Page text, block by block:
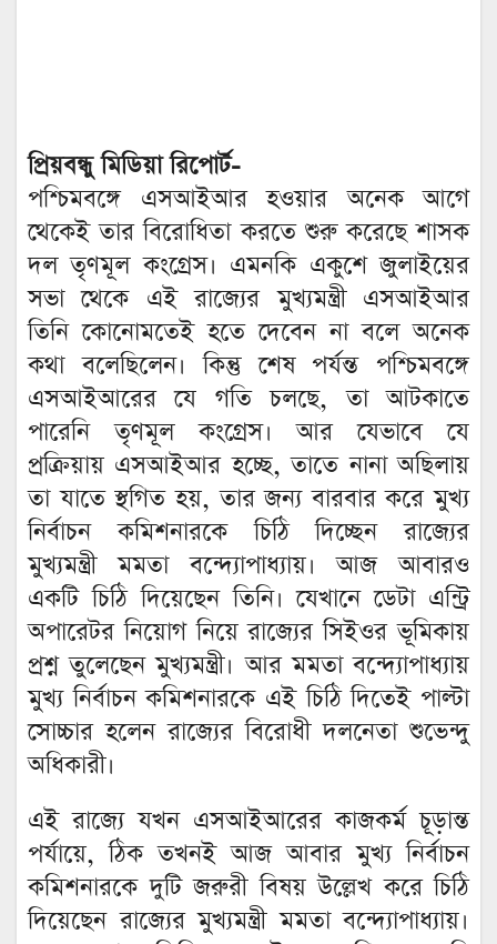
প্রিয়বন্ধু মিডিয়া রিপোর্ট-
পশ্চিমবঙ্গে এসআইআর হওয়ার অনেক আগে
থেকেই তার বিরোধিতা করতে শুরু করেছে শাসক
দল তৃণমূল কংগ্রেস। এমনকি একুশে জুলাইয়ের
সভা থেকে এই রাজ্যের মুখ্যমন্ত্রী এসআইআর
তিনি কোনোমতেই হতে দেবেন না বলে অনেক
কথা বলেছিলেন। কিন্তু শেষ পর্যন্ত পশ্চিমবঙ্গে
এসআইআরের যে গতি চলছে, তা আটকাতে
পারেনি তৃণমূল কংগ্রেস। আর যেভাবে যে
প্রক্রিয়ায় এসআইআর হচ্ছে, তাতে নানা অছিলায়
তা যাতে স্থগিত হয়, তার জন্য বারবার করে মুখ্য
নির্বাচন কমিশনারকে চিঠি দিচ্ছেন রাজ্যের
মুখ্যমন্ত্রী মমতা বন্দ্যোপাধ্যায়। আজ আবারও
একটি চিঠি দিয়েছেন তিনি। যেখানে ডেটা এন্ট্রি
অপারেটর নিয়োগ নিয়ে রাজ্যের সিইওর ভূমিকায়
প্রশ্ন তুলেছেন মুখ্যমন্ত্রী। আর মমতা বন্দ্যোপাধ্যায়
মুখ্য নির্বাচন কমিশনারকে এই চিঠি দিতেই পাল্টা
সোচ্চার হলেন রাজ্যের বিরোধী দলনেতা শুভেন্দু
অধিকারী।
এই রাজ্যে যখন এসআইআরের কাজকর্ম চূড়ান্ত
পর্যায়ে, ঠিক তখনই আজ আবার মুখ্য নির্বাচন
কমিশনারকে দুটি জরুরী বিষয় উল্লেখ করে চিঠি
দিয়েছেন রাজ্যের মুখ্যমন্ত্রী মমতা বন্দ্যোপাধ্যায়।